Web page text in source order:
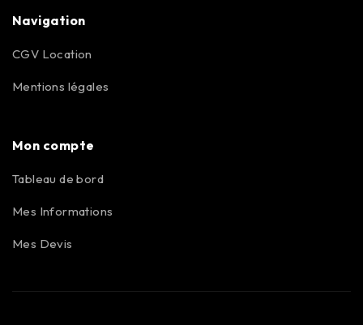
Navigation
CGV Location
Mentions légales
Mon compte
Tableau de bord
Mes Informations
Mes Devis